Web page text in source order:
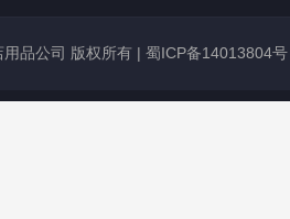
品公司 版权所有 | 蜀ICP备14013804号